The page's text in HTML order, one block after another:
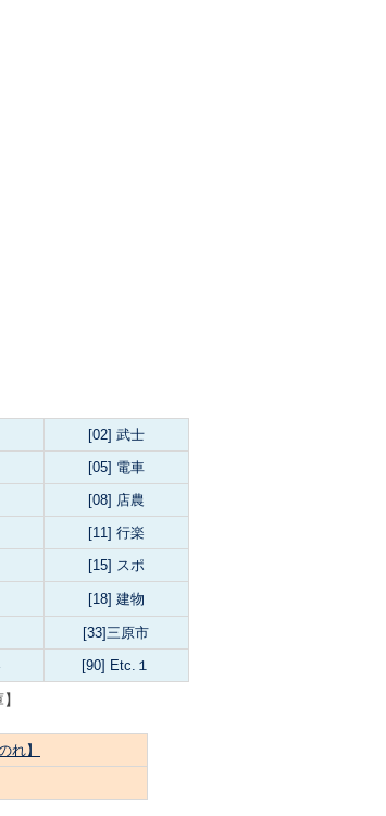
[02] 武士
[05] 電車
[08] 店農
[11] 行楽
[15] スポ
[18] 建物
[33]三原市
[90] Etc.１
れ】